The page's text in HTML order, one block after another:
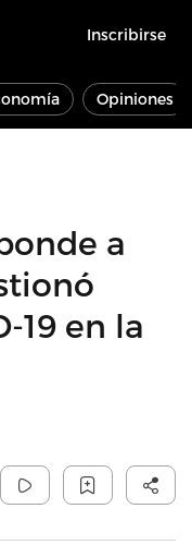
Inscribirse
Opiniones
a
19 en la